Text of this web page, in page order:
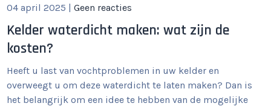
04 april 2025 |Geen reacties
Kelder waterdicht maken: wat zijn de
kosten?
Heeft u last van vochtproblemen in uw kelder en
overweegt u om deze waterdicht te laten maken? Dan is
het belangrijk om een idee te hebben van de mogelijke